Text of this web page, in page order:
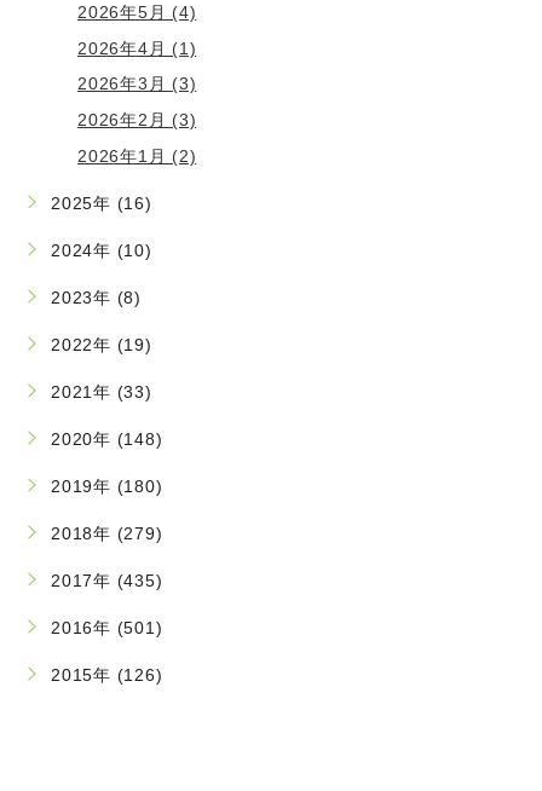
2026年5月 (4)
2026年4月 (1)
2026年3月 (3)
2026年2月 (3)
2026年1月 (2)
2025年 (16)
2024年 (10)
2023年 (8)
2022年 (19)
2021年 (33)
2020年 (148)
2019年 (180)
2018年 (279)
2017年 (435)
2016年 (501)
2015年 (126)